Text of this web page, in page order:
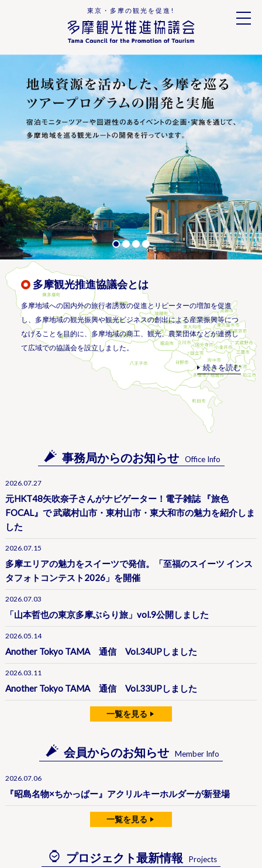
東京・多摩の観光を促進!
多摩観光推進協議会とは
多摩地域への国内外の旅行者誘致の促進とリピーターの増加を促進
し、多摩地域の観光振興や観光ビジネスの創出による産業振興等につ
なげることを目的に、多摩地域の商工、観光、農業団体などが連携し
て広域での協議会を設立しました。
続きを読む
事務局からのお知らせ Office Info
2026.07.27
元HKT48矢吹奈子さんがナビゲーター！電子雑誌 『旅色
FOCAL』で 武蔵村山市・東村山市・東大和市の魅力を紹介しま
した
2026.07.15
多摩エリアの魅力をスイーツで発信。「至福のスイーツ インス
タフォトコンテスト2026」を開催
2026.07.03
「山本哲也の東京多摩ぶらり旅」vol.9公開しました
2026.05.14
Another Tokyo TAMA 通信 Vol.34UPしました
2026.03.11
Another Tokyo TAMA 通信 Vol.33UPしました
一覧を見る
会員からのお知らせ Member Info
2026.07.06
『昭島名物×ちかっぱー』アクリルキーホルダーが新登場
一覧を見る
プロジェクト最新情報 Projects